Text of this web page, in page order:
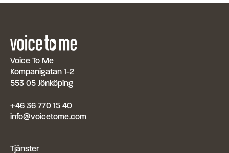
Voice To Me
Kompanigatan 1-2
553 05 Jönköping
+46 36 770 15 40
info@voicetome.com
Tjänster